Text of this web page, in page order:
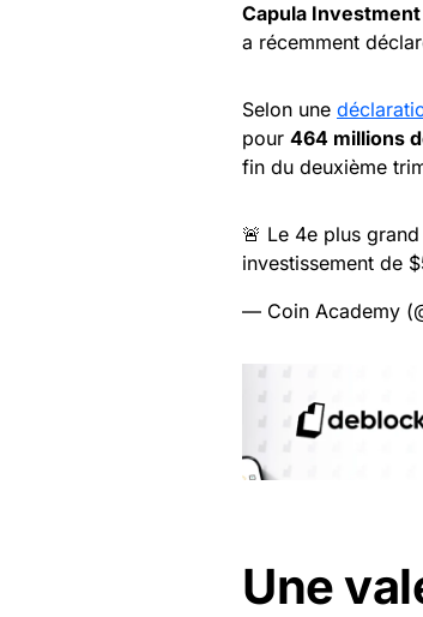
Capula
a récemment
Selon une
pour 464 millions
fin du deuxième
🚨 Le 4e plus
investissement de
— Coin Academy
Une